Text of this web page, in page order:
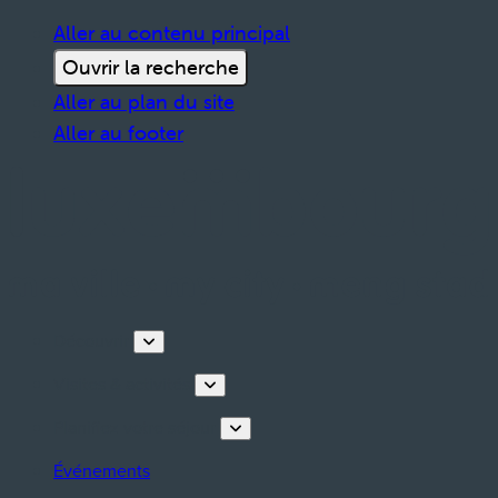
Aller au contenu principal
Ouvrir la recherche
Aller au plan du site
Aller au footer
Événements